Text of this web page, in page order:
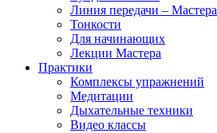
Линия передачи – Мастера
Тонкости
Для начинающих
Лекции Мастера
Практики
Комплексы упражнений
Медитации
Дыхательные техники
Видео классы